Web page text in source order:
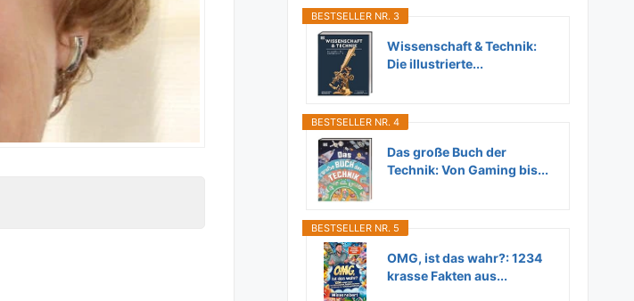
BESTSELLER NR. 3
Wissenschaft & Technik:
Die illustrierte...
BESTSELLER NR. 4
Das große Buch der
Technik: Von Gaming bis...
BESTSELLER NR. 5
OMG, ist das wahr?: 1234
krasse Fakten aus...